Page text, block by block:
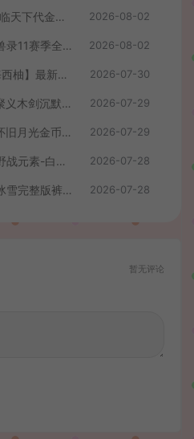
三网H5策略手游【三国兵临天下代金券内购七合修复版】最新整理单机一键即玩镜像端+Linux手工服务端+管理后台+GM授权后台+简易安卓客户端+详细搭建教程+视频教程 2026-08-02
卡牌回合手游【山海经异兽录11赛季全人物代金券内购版】最新整理WIN系服务端+授权GM后台+管理后台+热更修改工具+安卓+详细搭建教程 2026-08-02
GGE2互通西游【神界天海西柚】最新整理Win系服务端+安卓苹果PC三端+内置GM工具+全套源码+详细搭建教程+视频教程 2026-07-30
RED三端引擎传奇手游【聚义木剑沉默高仿嘟嘟沉默】最新整理Win系服务端+安卓苹果PC三端+详细搭建教程 2026-07-29
战神引擎传奇手游【1.76怀旧月光金币版】最新整理Win系复古服务端+安卓苹果双端+GM授权物品后台+详细搭建教程 2026-07-29
战神引擎传奇手游【1.80野战元素-白猪7.2免授权】最新整理Win系特色服务端+安卓+GM授权物品后台+详细搭建教程 2026-07-28
战神引擎传奇手游【大唐冰雪完整版裤衩7.0免授权】最新整理Win系特色服务端+GM授权后台+安卓苹果双端+详细搭建教程 2026-07-28
暂无评论